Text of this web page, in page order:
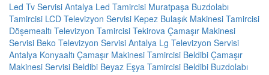
Led Tv Servisi Antalya Led Tamircisi Muratpaşa Buzdolabı
Tamircisi LCD Televizyon Servisi Kepez Bulaşık Makinesi Tamircisi
Döşemealtı Televizyon Tamircisi Tekirova Çamaşır Makinesi
Servisi Beko Televizyon Servisi Antalya Lg Televizyon Servisi
Antalya Konyaaltı Çamaşır Makinesi Tamircisi Beldibi Çamaşır
Makinesi Servisi Beldibi Beyaz Eşya Tamircisi Beldibi Buzdolabı